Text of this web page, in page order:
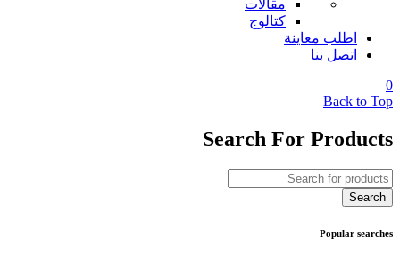
مقالات
كتالوج
اطلب معاينة
اتصل بنا
0
Back to Top
Search For Products
Popular searches